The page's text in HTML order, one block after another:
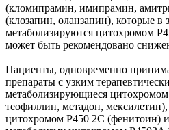
(кломипрамин, имипрамин,
(клозапин, оланзапин), которые в
метаболизируются цитохромом
может быть рекомендовано
Пациенты, одновременно
препараты с узким
метаболизирующиеся
теофиллин, метадон,
цитохромом Р450 2C (фенитоин)